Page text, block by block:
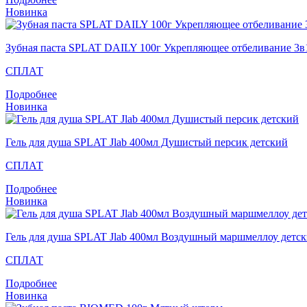
Новинка
Зубная паста SPLAT DAILY 100г Укрепляющее отбеливание
СПЛАТ
Подробнее
Новинка
Гель для душа SPLAT Jlab 400мл Душистый персик детский
СПЛАТ
Подробнее
Новинка
Гель для душа SPLAT Jlab 400мл Воздушный маршмеллоу
СПЛАТ
Подробнее
Новинка